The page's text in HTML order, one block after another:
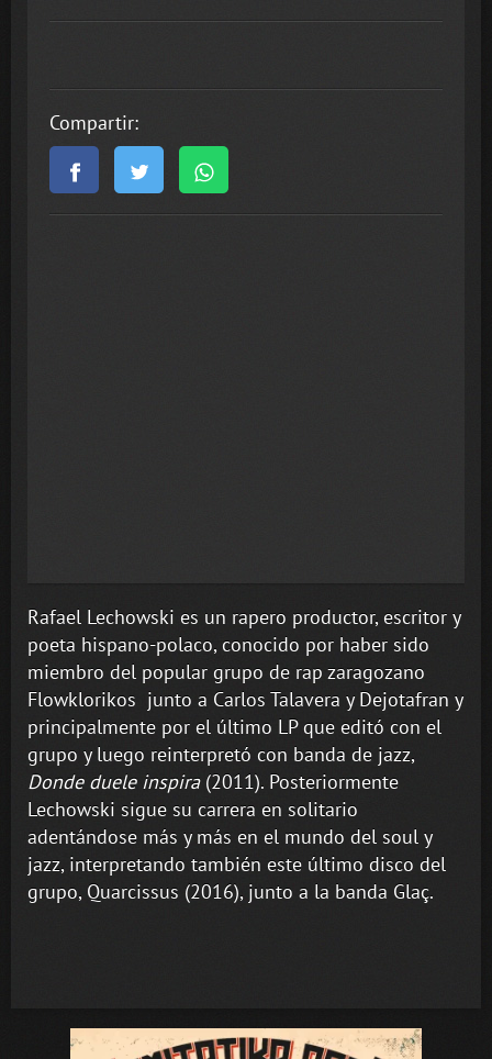
Compartir:
Rafael Lechowski es un rapero productor, escritor y
poeta hispano-polaco, conocido por haber sido
miembro del popular grupo de rap zaragozano
Flowklorikos junto a Carlos Talavera y Dejotafran y
principalmente por el último LP que editó con el
grupo y luego reinterpretó con banda de jazz,
Donde duele inspira(2011). Posteriormente
Lechowski sigue su carrera en solitario
adentándose más y más en el mundo del soul y
jazz, interpretando también este último disco del
grupo, Quarcissus (2016), junto a la banda Glaç.